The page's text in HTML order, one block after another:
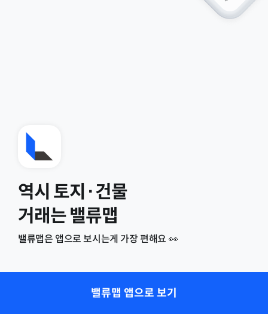
역시 토지·건물
거래는 밸류맵
밸류맵은 앱으로 보시는게 가장 편해요 👀
밸류맵 앱으로 보기